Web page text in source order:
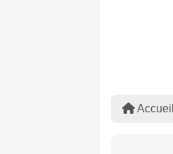
Accueil